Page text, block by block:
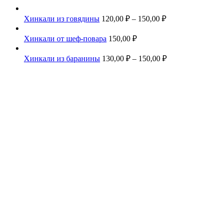
Хинкали из говядины 120,00 ₽ – 150,00 ₽
Хинкали от шеф-повара 150,00 ₽
Хинкали из баранины 130,00 ₽ – 150,00 ₽